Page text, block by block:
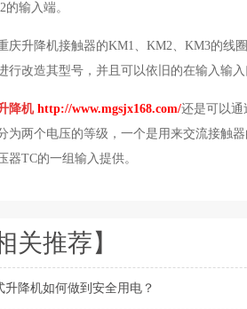
的输入端。
庆升降机接触器的KM1、KM2、KM3的线
行改造其型号，并且可以依旧的在输入输入
降机 http://www.mgsjx168.com/还是可以通
为两个电压的等级，一个是用来交流接触
器TC的一组输入提供。
关推荐】
升降机如何做到安全用电？